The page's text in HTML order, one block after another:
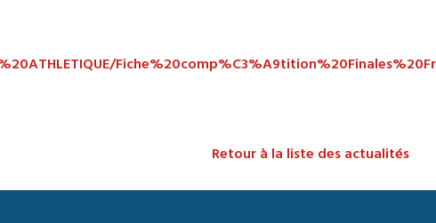
Retour à la liste des actualités